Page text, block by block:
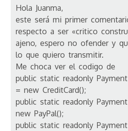
Hola Juanma,
este será mi primer
respecto a ser «critico
ajeno, espero no ofender y
lo que quiero transmitir.
Me choca ver el codigo de
public static readonly
= new CreditCard();
public static readonly
new PayPal();
public static readonly